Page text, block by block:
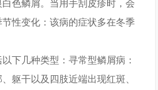
色鳞屑。当用手刮皮疹时，会
性变化：该病的症状多在冬季
下几种类型：寻常型鳞屑病：
躯干以及四肢近端出现红斑、